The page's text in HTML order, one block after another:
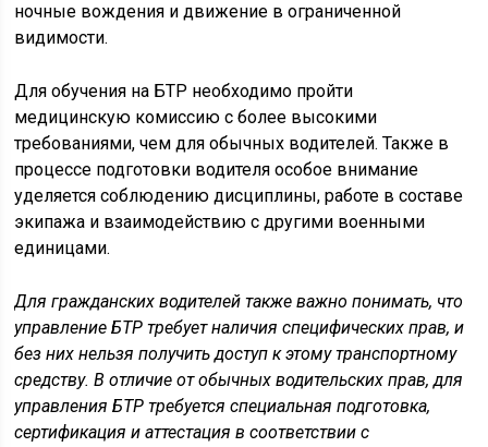
ночные вождения и движение в ограниченной
видимости.
Для обучения на БТР необходимо пройти
медицинскую комиссию с более высокими
требованиями, чем для обычных водителей. Также в
процессе подготовки водителя особое внимание
уделяется соблюдению дисциплины, работе в составе
экипажа и взаимодействию с другими военными
единицами.
Для гражданских водителей также важно понимать, что
управление БТР требует наличия специфических прав, и
без них нельзя получить доступ к этому транспортному
средству. В отличие от обычных водительских прав, для
управления БТР требуется специальная подготовка,
сертификация и аттестация в соответствии с